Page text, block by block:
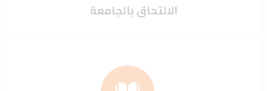
الالتحاق بالجامعة